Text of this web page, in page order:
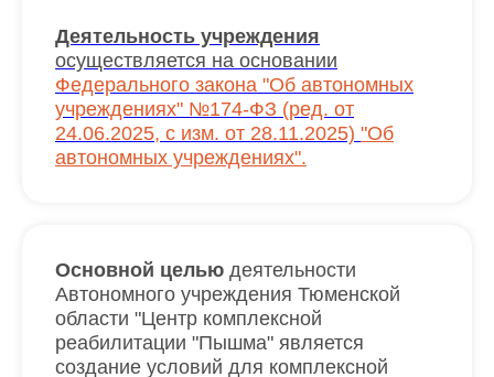
Деятельность учреждения
осуществляется на основании
Федерального закона "Об автономных
учреждениях" №174-ФЗ (ред. от
24.06.2025, с изм. от 28.11.2025) "Об
автономных учреждениях".
Основной целью деятельности
Автономного учреждения Тюменской
области "Центр комплексной
реабилитации "Пышма" является
создание условий для комплексной